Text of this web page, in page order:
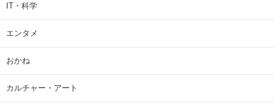
IT・科学
エンタメ
おかね
カルチャー・アート